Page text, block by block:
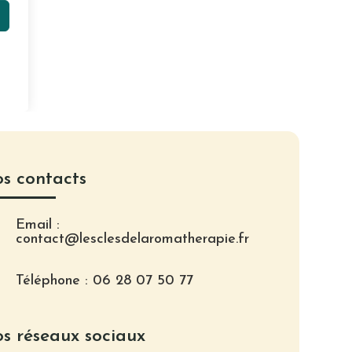
contacts
Email :
contact@lesclesdelaromatherapie.fr
Téléphone : 06 28 07 50 77
réseaux sociaux